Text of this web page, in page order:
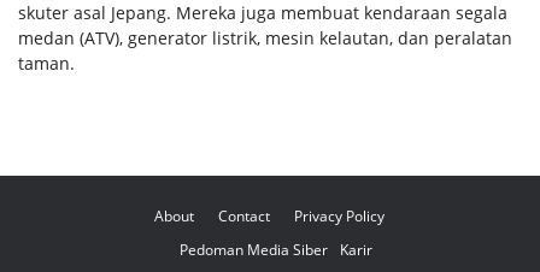
skuter asal Jepang. Mereka juga membuat kendaraan segala
medan (ATV), generator listrik, mesin kelautan, dan peralatan
taman.
About Contact
Privacy Policy
Pedoman Media Siber
Karir